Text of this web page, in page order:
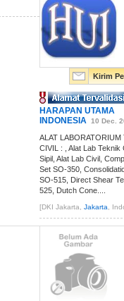
Kirim
HARAPAN UTAMA
INDONESIA 10 Dec.
ALAT LABORATORIUM
CIVIL : , Alat Lab Teknik
Sipil, Alat Lab Civil,
Set SO-350,
SO-515, Direct Shear
525, Dutch Cone....
[DKI Jakarta,Jakarta ,